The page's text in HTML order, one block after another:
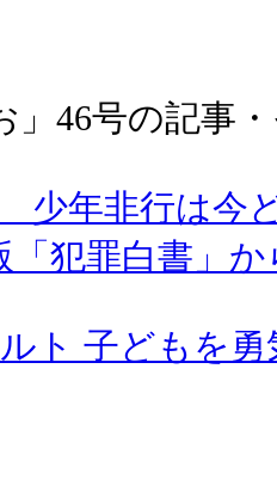
」46号の記事
少年非行は
犯罪白書」
ト 子どもを